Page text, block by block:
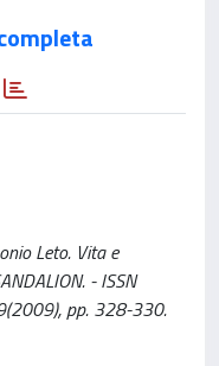
Leto. Vita e
- ISSN
pp. 328-330.